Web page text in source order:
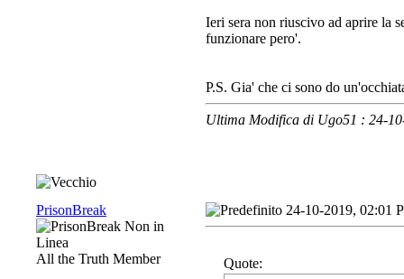
Ieri sera non riuscivo ad aprire la
funzionare pero'.
P.S. Gia' che ci sono do
Ultima Modifica di Ugo51 : 24-
PrisonBreak
All the Truth Member
24-10-2019, 02:01
Quote: